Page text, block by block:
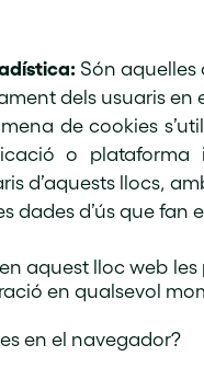
Són aquelles
dels usuaris en
de cookies
o
d’aquests llocs,
dades d’ús que fan
aquest lloc web
en qualsevol
en el navegador?